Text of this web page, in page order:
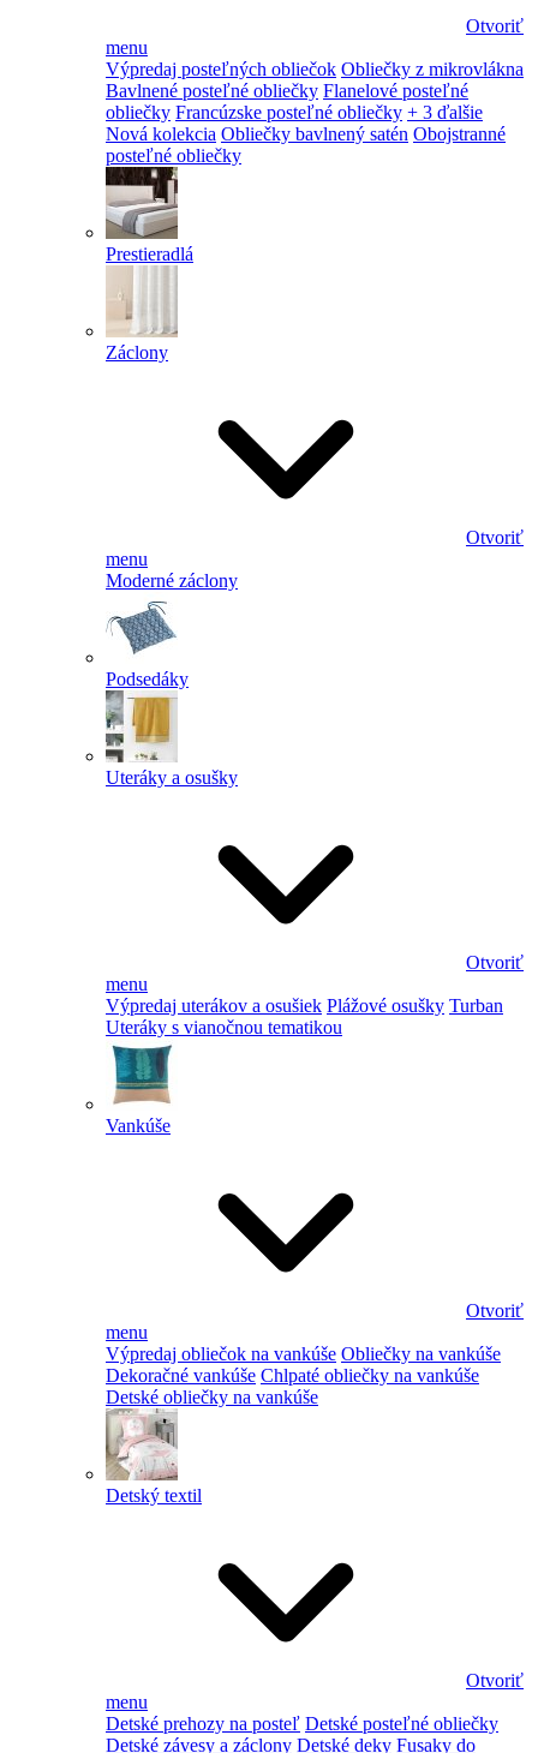
Otvoriť
menu
Výpredaj posteľných obliečok Obliečky z mikrovlákna
Bavlnené posteľné obliečky Flanelové posteľné
obliečky Francúzske posteľné obliečky + 3 ďalšie
Nová kolekcia Obliečky bavlnený satén Obojstranné
posteľné obliečky
Prestieradlá
Záclony
Otvoriť
menu
Moderné záclony
Podsedáky
Uteráky a osušky
Otvoriť
menu
Výpredaj uterákov a osušiek Plážové osušky Turban
Uteráky s vianočnou tematikou
Vankúše
Otvoriť
menu
Výpredaj obliečok na vankúše Obliečky na vankúše
Dekoračné vankúše Chlpaté obliečky na vankúše
Detské obliečky na vankúše
Detský textil
Otvoriť
menu
Detské prehozy na posteľ Detské posteľné obliečky
Detské závesy a záclony Detské deky Fusaky do